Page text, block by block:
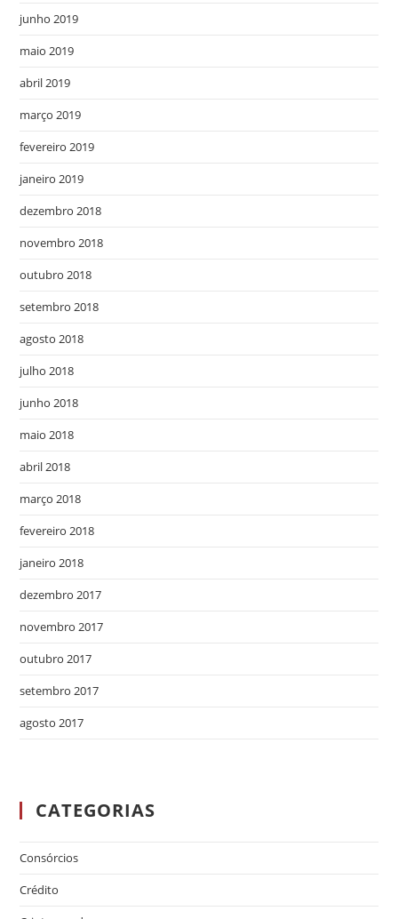
junho 2019
maio 2019
abril 2019
março 2019
fevereiro 2019
janeiro 2019
dezembro 2018
novembro 2018
outubro 2018
setembro 2018
agosto 2018
julho 2018
junho 2018
maio 2018
abril 2018
março 2018
fevereiro 2018
janeiro 2018
dezembro 2017
novembro 2017
outubro 2017
setembro 2017
agosto 2017
CATEGORIAS
Consórcios
Crédito